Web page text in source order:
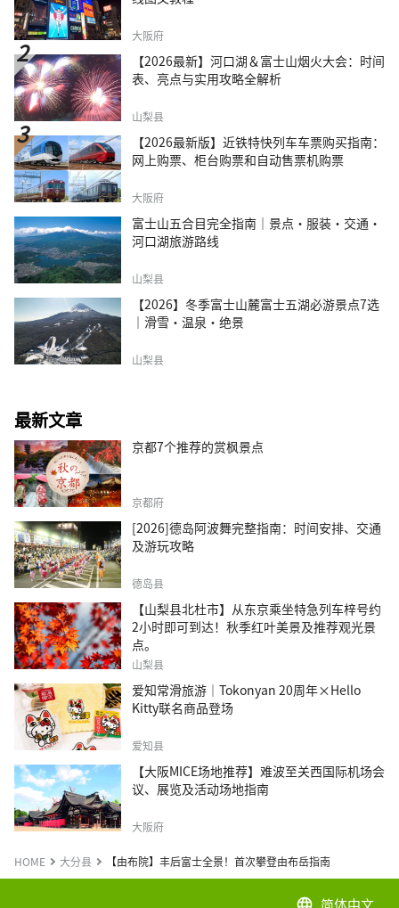
大阪府
【2026最新】河口湖＆富士山烟火大会：时间
表、亮点与实用攻略全解析
山梨县
【2026最新版】近铁特快列车车票购买指南：
网上购票、柜台购票和自动售票机购票
大阪府
富士山五合目完全指南｜景点·服装·交通·
河口湖旅游路线
山梨县
【2026】冬季富士山麓富士五湖必游景点7选
｜滑雪・温泉・绝景
山梨县
最新文章
京都7个推荐的赏枫景点
京都府
[2026]德岛阿波舞完整指南：时间安排、交通
及游玩攻略
德岛县
【山梨县北杜市】从东京乘坐特急列车梓号约
2小时即可到达！秋季红叶美景及推荐观光景
点。
山梨县
爱知常滑旅游｜Tokonyan 20周年×Hello
Kitty联名商品登场
爱知县
【大阪MICE场地推荐】难波至关西国际机场会
议、展览及活动场地指南
大阪府
HOME 大分县 【由布院】丰后富士全景！首次攀登由布岳指南
language 简体中文